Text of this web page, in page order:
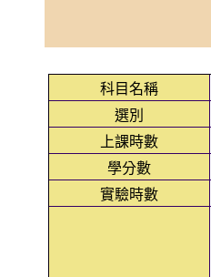
科目名稱
選別
上課時數
學分數
實驗時數